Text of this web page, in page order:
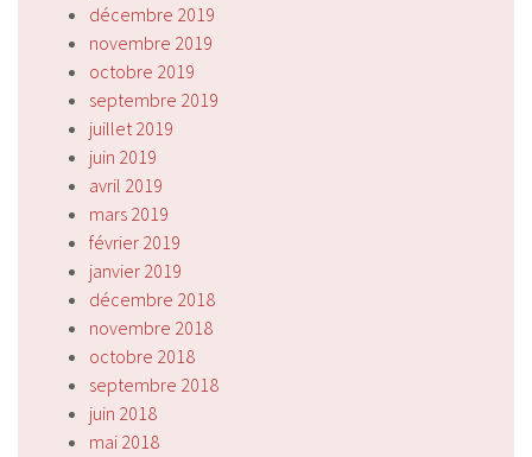
décembre 2019
novembre 2019
octobre 2019
septembre 2019
juillet 2019
juin 2019
avril 2019
mars 2019
février 2019
janvier 2019
décembre 2018
novembre 2018
octobre 2018
septembre 2018
juin 2018
mai 2018